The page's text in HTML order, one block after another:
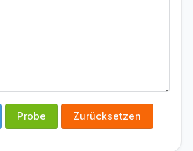
Probe Zurücksetzen